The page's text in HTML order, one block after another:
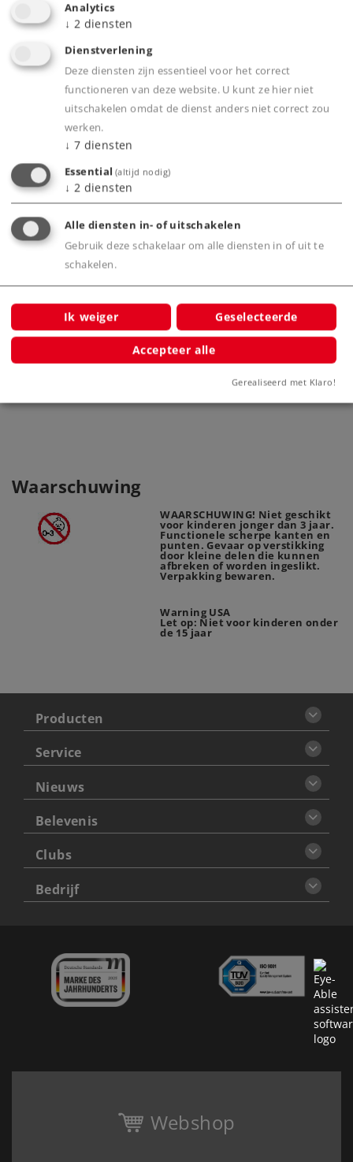
Productinfo
Bijbehorende producten
3D gebouwenpuzzel "Theater"
72782
3D
Waarschuwing
WAARSCHUWING! Niet geschikt
voor kinderen jonger dan 3 jaar.
Functionele scherpe kanten en
punten. Gevaar op verstikking
door kleine delen die kunnen
afbreken of worden ingeslikt.
Verpakking bewaren.
Warning USA
Let op: Niet voor kinderen onder
de 15 jaar
Producten
Service
Nieuws
Belevenis
Clubs
Bedrijf
Webshop
Analytics
↓ 2 diensten
Dienstverlening
Deze diensten zijn essentieel voor het correct
functioneren van deze website. U kunt ze hier niet
uitschakelen omdat de dienst anders niet correct zou
werken.
↓ 7 diensten
Essential (altijd nodig)
↓ 2 diensten
Alle diensten in- of uitschakelen
Gebruik deze schakelaar om alle diensten in of uit te
schakelen.
Ik weiger Geselecteerde
Accepteer alle
Gerealiseerd met Klaro!